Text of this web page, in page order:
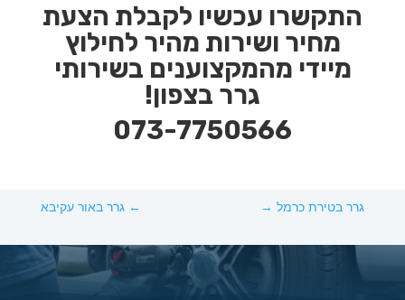
התקשרו עכשיו לקבלת הצעת
מחיר ושירות מהיר לחילוץ
מיידי מהמקצוענים בשירותי
גרר בצפון!
073-7750566
←גרר באור עקיבא גרר בטירת כרמל→